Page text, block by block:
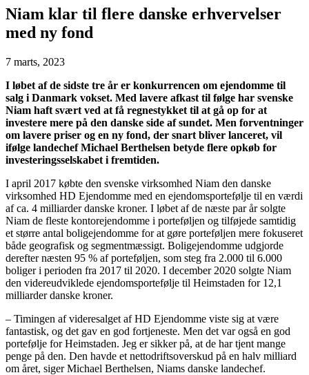
Niam klar til flere danske erhvervelser
med ny fond
7 marts, 2023
I løbet af de sidste tre år er konkurrencen om ejendomme til
salg i Danmark vokset. Med lavere afkast til følge har svenske
Niam haft svært ved at få regnestykket til at gå op for at
investere mere på den danske side af sundet. Men forventninger
om lavere priser og en ny fond, der snart bliver lanceret, vil
ifølge landechef Michael Berthelsen betyde flere opkøb for
investeringsselskabet i fremtiden.
I april 2017 købte den svenske virksomhed Niam den danske
virksomhed HD Ejendomme med en ejendomsportefølje til en værdi
af ca. 4 milliarder danske kroner. I løbet af de næste par år solgte
Niam de fleste kontorejendomme i porteføljen og tilføjede samtidig
et større antal boligejendomme for at gøre porteføljen mere fokuseret
både geografisk og segmentmæssigt. Boligejendomme udgjorde
derefter næsten 95 % af porteføljen, som steg fra 2.000 til 6.000
boliger i perioden fra 2017 til 2020. I december 2020 solgte Niam
den videreudviklede ejendomsportefølje til Heimstaden for 12,1
milliarder danske kroner.
– Timingen af videresalget af HD Ejendomme viste sig at være
fantastisk, og det gav en god fortjeneste. Men det var også en god
portefølje for Heimstaden. Jeg er sikker på, at de har tjent mange
penge på den. Den havde et nettodriftsoverskud på en halv milliard
om året, siger Michael Berthelsen, Niams danske landechef.